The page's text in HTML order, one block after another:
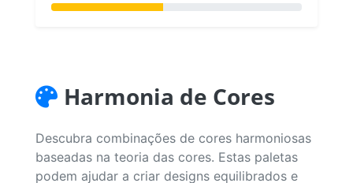
Harmonia de Cores
Descubra combinações de cores harmoniosas
baseadas na teoria das cores. Estas paletas
podem ajudar a criar designs equilibrados e